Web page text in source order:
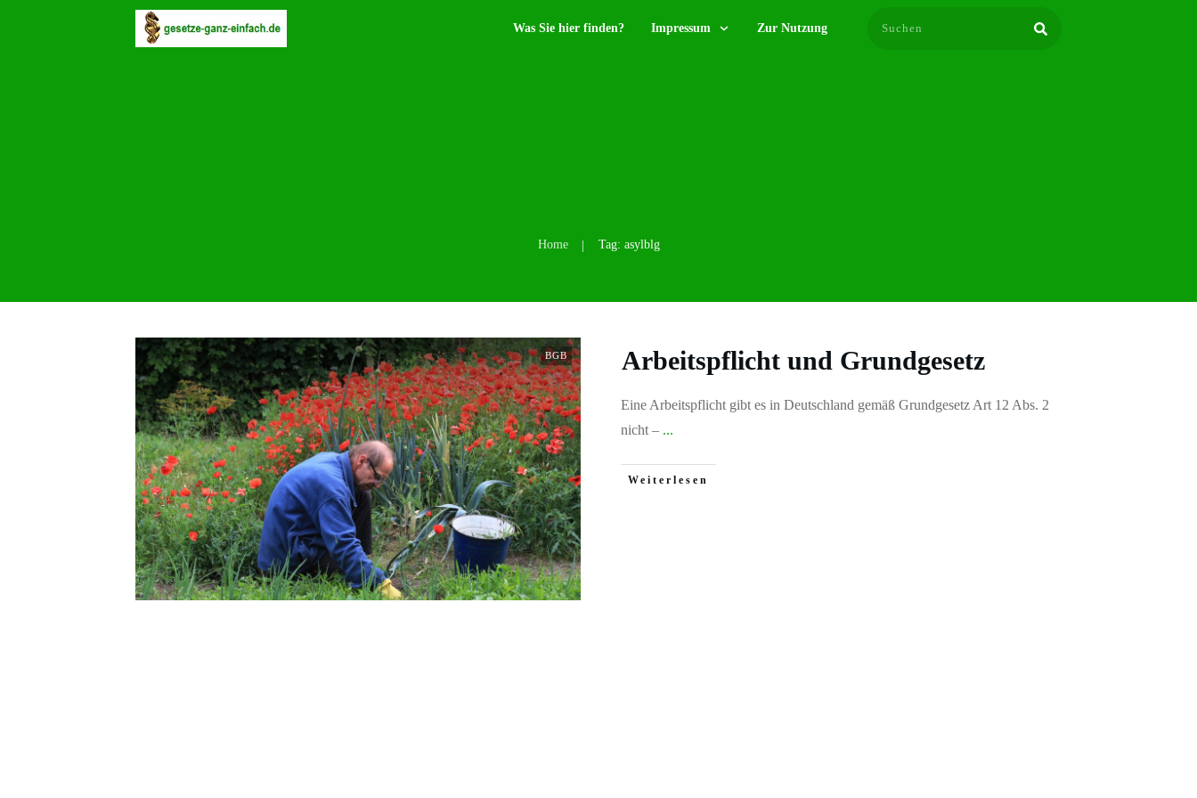
Was Sie hier finden? Impressum Zur Nutzung
Home | Tag: asylblg
BGB Arbeitspflicht und Grundgesetz
Eine Arbeitspflicht gibt es in Deutschland gemäß Grundgesetz Art 12 Abs. 2
nicht – ...
Weiterlesen